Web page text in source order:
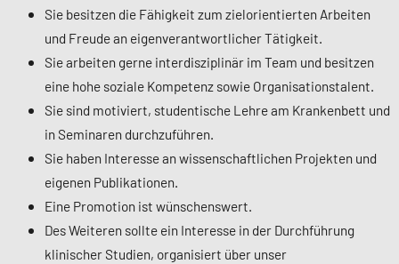
Sie besitzen die Fähigkeit zum zielorientierten Arbeiten
und Freude an eigenverantwortlicher Tätigkeit.
Sie arbeiten gerne interdisziplinär im Team und besitzen
eine hohe soziale Kompetenz sowie Organisationstalent.
Sie sind motiviert, studentische Lehre am Krankenbett und
in Seminaren durchzuführen.
Sie haben Interesse an wissenschaftlichen Projekten und
eigenen Publikationen.
Eine Promotion ist wünschenswert.
Des Weiteren sollte ein Interesse in der Durchführung
klinischer Studien, organisiert über unser